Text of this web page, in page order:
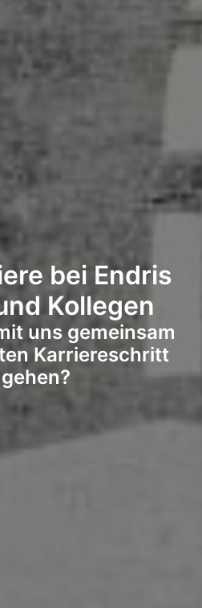
bei Endris
Kollegen
uns gemeinsam
Karriereschritt